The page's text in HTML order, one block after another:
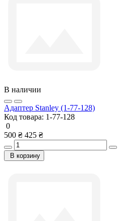
В наличии
Адаптер Stanley (1-77-128)
Код товара: 1-77-128
0
500 ₴ 425 ₴
В корзину